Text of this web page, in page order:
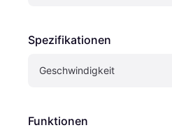
Spezifikationen
Geschwindigkeit
Funktionen